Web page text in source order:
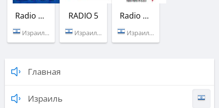
Radio Daniel
Израиль (Петах-Тиква)
RADIO 5
Израиль (Петах-Тиква)
Radio Martit
Израиль (Петах-Тиква)
Главная
Израиль